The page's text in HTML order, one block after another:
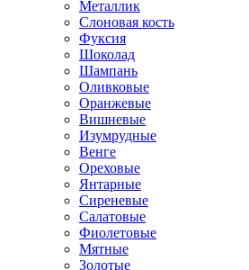
Металлик
Слоновая кость
Фуксия
Шоколад
Шампань
Оливковые
Оранжевые
Вишневые
Изумрудные
Венге
Ореховые
Янтарные
Сиреневые
Салатовые
Фиолетовые
Мятные
Золотые